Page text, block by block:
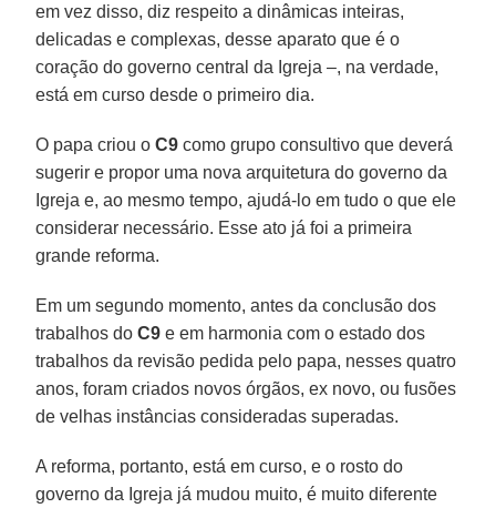
em vez disso, diz respeito a dinâmicas inteiras,
delicadas e complexas, desse aparato que é o
coração do governo central da Igreja –, na verdade,
está em curso desde o primeiro dia.
O papa criou oC9 como grupo consultivo que deverá
sugerir e propor uma nova arquitetura do governo da
Igreja e, ao mesmo tempo, ajudá-lo em tudo o que ele
considerar necessário. Esse ato já foi a primeira
grande reforma.
Em um segundo momento, antes da conclusão dos
trabalhos doC9 e em harmonia com o estado dos
trabalhos da revisão pedida pelo papa, nesses quatro
anos, foram criados novos órgãos, ex novo, ou fusões
de velhas instâncias consideradas superadas.
A reforma, portanto, está em curso, e o rosto do
governo da Igreja já mudou muito, é muito diferente